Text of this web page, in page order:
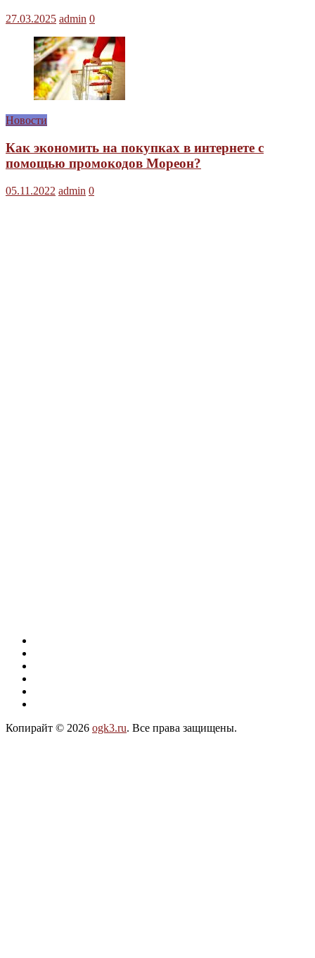
27.03.2025 admin 0
Новости
Как экономить на покупках в интернете с
помощью промокодов Мореон?
05.11.2022 admin 0
Копирайт © 2026 ogk3.ru. Все права защищены.